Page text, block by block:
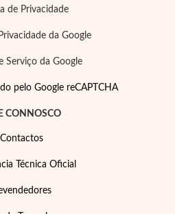
de Privacidade
da Google
Serviço da Google
pelo Google reCAPTCHA
CONNOSCO
Contactos
Técnica Oficial